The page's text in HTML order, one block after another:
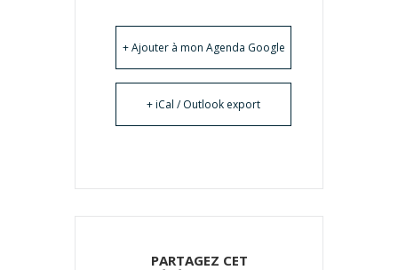
+ Ajouter à mon Agenda Google
+ iCal / Outlook export
PARTAGEZ CET